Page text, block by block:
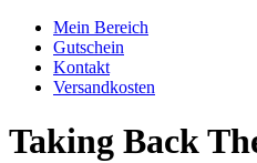
Mein Bereich
Gutschein
Kontakt
Versandkosten
Taking Back